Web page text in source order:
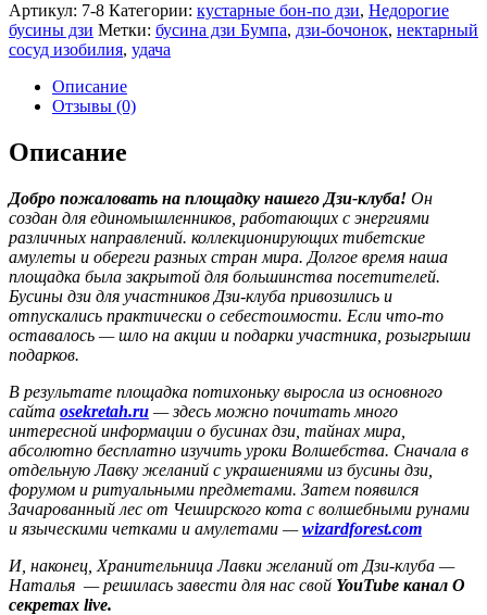
Артикул: 7-8 Категории: кустарные бон-по дзи, Недорогие
бусины дзи Метки: бусина дзи Бумпа, дзи-бочонок, нектарный
сосуд изобилия, удача
Описание
Отзывы (0)
Описание
Добро пожаловать на площадку нашего Дзи-клуба! Он
создан для единомышленников, работающих с энергиями
различных направлений. коллекционирующих тибетские
амулеты и обереги разных стран мира. Долгое время наша
площадка была закрытой для большинства посетителей.
Бусины дзи для участников Дзи-клуба привозились и
отпускались практически о себестоимости. Если что-то
оставалось — шло на акции и подарки участника, розыгрыши
подарков.
В результате площадка потихоньку выросла из основного
сайта osekretah.ru — здесь можно почитать много
интересной информации о бусинах дзи, тайнах мира,
абсолютно бесплатно изучить уроки Волшебства. Сначала в
отдельную Лавку желаний с украшениями из бусины дзи,
форумом и ритуальными предметами. Затем появился
Зачарованный лес от Чеширского кота с волшебными рунами
и языческими четками и амулетами —wizardforest.com
И, наконец, Хранительница Лавки желаний от Дзи-клуба —
Наталья — решилась завести для нас свой YouTube канал О
секретах live.